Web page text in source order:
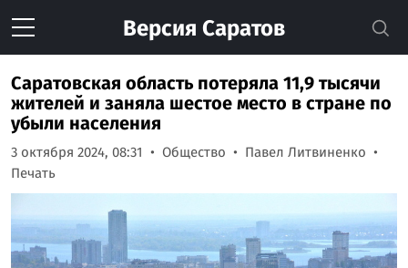
Версия Саратов
Саратовская область потеряла 11,9 тысячи
жителей и заняла шестое место в стране по
убыли населения
3 октября 2024, 08:31 Общество
Павел Литвиненко
Печать